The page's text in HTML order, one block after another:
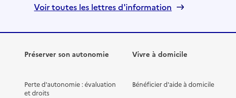
Voir toutes les lettres d'information
Préserver son autonomie
Perte d'autonomie : évaluation
et droits
Vivre à domicile
Bénéficier d'aide à domicile